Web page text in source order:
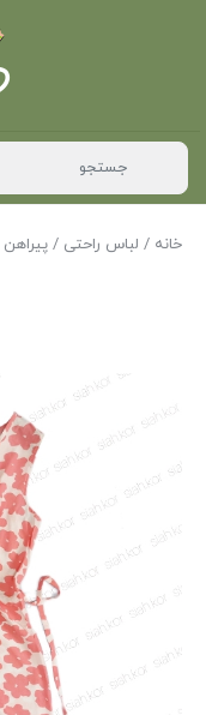
خانه / لباس راحتی / پیراهن